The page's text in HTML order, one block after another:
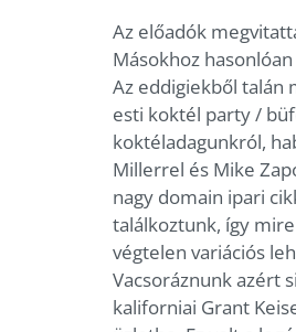
Az előadók
Másokhoz
Az eddigiekből talán
esti koktél party /
koktéladagunkról,
Millerrel és Mike
nagy domain ipari
találkoztunk, így
végtelen variációs
Vacsoráznunk azért
kaliforniai Grant